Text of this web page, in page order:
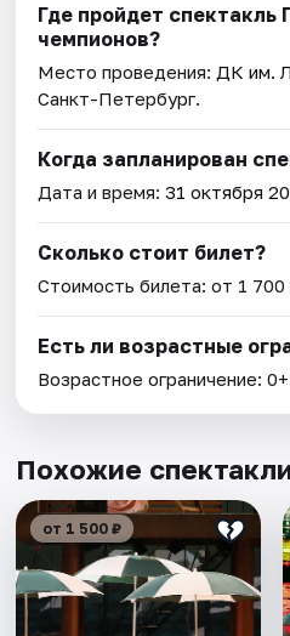
Где пройдет спектакль
чемпионов?
Место проведения: ДК им.
Санкт-Петербург.
Когда запланирован
Дата и время:31 октября
Сколько стоит билет?
Стоимость билета: от 1 700
Есть ли возрастные
Возрастное ограничение:
Похожие
от 1 500 ₽